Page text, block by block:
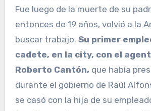
Fue luego de la muerte de su
entonces de 19 años, volvió a la
buscar trabajo. Su primer
cadete, en la city, con el
Roberto Cantón, que había
durante el gobierno de Raúl
se casó con la hija de su